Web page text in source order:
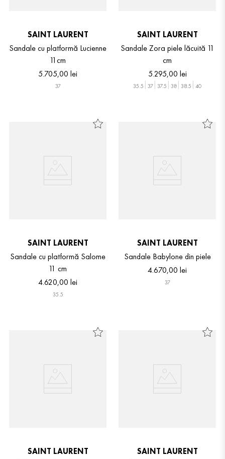
SAINT LAURENT
Sandale cu platformă Lucienne
11cm
5.705,00 lei
37
SAINT LAURENT
Sandale Zora piele lăcuită 11
cm
5.295,00 lei
35.5 37 37.5 38 38.5 40
SAINT LAURENT
Sandale cu platformă Salome
11 cm
4.620,00 lei
35.5
SAINT LAURENT
Sandale Babylone din piele
4.670,00 lei
37
SAINT LAURENT
SAINT LAURENT